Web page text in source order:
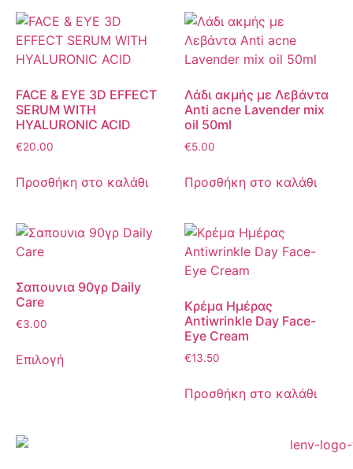
FACE & EYE 3D EFFECT
SERUM WITH
HYALURONIC ACID
€20.00
Προσθήκη στο καλάθι
Λάδι ακμής με Λεβάντα
Anti acne Lavender mix
oil 50ml
€5.00
Προσθήκη στο καλάθι
Σαπουνια 90γρ Daily
Care
€3.00
Επιλογή
Κρέμα Ημέρας
Antiwrinkle Day Face-
Eye Cream
€13.50
Προσθήκη στο καλάθι